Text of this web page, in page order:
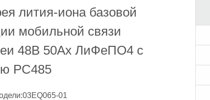
лития-иона базовой
мобильной связи
48В 50Ах ЛиФеПО4 с
РС485
01